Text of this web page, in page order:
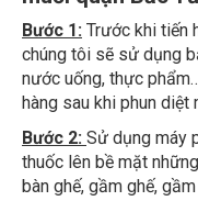
chúng tôi sẽ sử dụng
nước uống, thực
hàng sau khi phun diệt
Bước 2:Sử dụng máy
bàn ghế, gầm ghế,
dịch thuốc sẽ tồn lưu
trùng, phòng ngừa